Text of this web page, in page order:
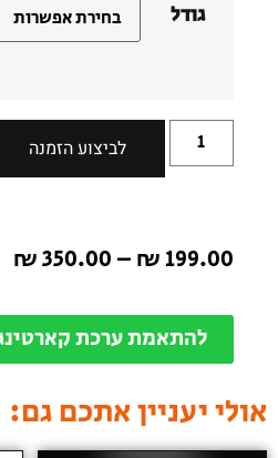
גודל
לביצוע הזמנה
₪199.00
–
₪350.00
להתאמת ערכת קארטינג
אולי יעניין אתכם גם: